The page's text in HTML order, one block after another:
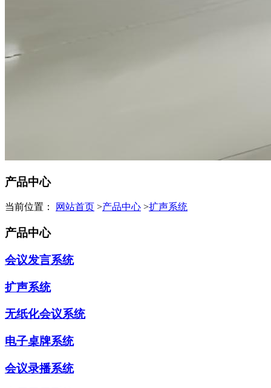
产品中心
当前位置： 网站首页 >产品中心 >扩声系统
产品中心
会议发言系统
扩声系统
无纸化会议系统
电子桌牌系统
会议录播系统